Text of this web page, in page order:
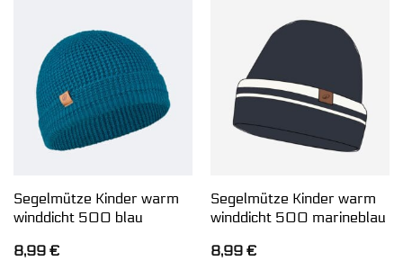
Segelmütze Kinder warm
winddicht 500 blau
8,99 €
Segelmütze Kinder warm
winddicht 500 marineblau
8,99 €